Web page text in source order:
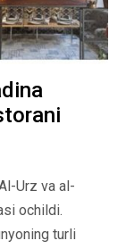
Urz va al-
ochildi.
turli